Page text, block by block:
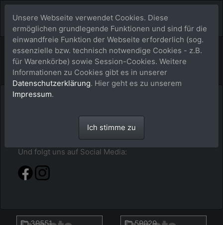
Bildershop
Hier im buy-a-picture.de-Shop findest du alles
den Pferdenamen ein.
Und folgt uns auf Social Media:
39551 59029
Unsere Webseite verwendet Cookies. Diese
ermöglichen grundlegende Funktionen und sind für die
einwandfreie Funktion der Webseite erforderlich (sog.
essenzielle bzw. technisch notwendige Cookies - z.B.
für Warenkörbe) sowie Session-Cookies. Weitere
Informationen zu Cookies gibt es in unserer
Datenschutzerklärung. Hier geht es zu unserem
Impressum.
Ich stimme zu